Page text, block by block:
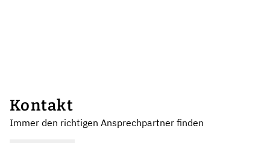
Kontakt
Immer den richtigen Ansprechpartner finden